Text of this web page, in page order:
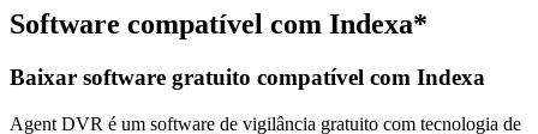
Software compatível com Indexa*
Baixar software gratuito compatível com Indexa
Agent DVR é um software de vigilância gratuito com tecnologia de